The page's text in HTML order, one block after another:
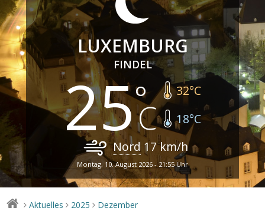
LUXEMBURG
FINDEL
25 32°C
18°C
Nord 17km/h
Montag, 10. August 2026 - 21:55 Uhr
> Aktuelles > 2025 > Dezember